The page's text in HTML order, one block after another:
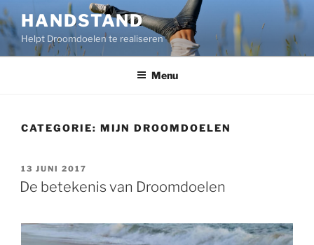
Ga
naar
de
inhoud
HANDSTAND
Helpt Droomdoelen te realiseren
Menu
CATEGORIE: MIJN DROOMDOELEN
GEPLAATST
OP
13 JUNI 2017
De betekenis van Droomdoelen